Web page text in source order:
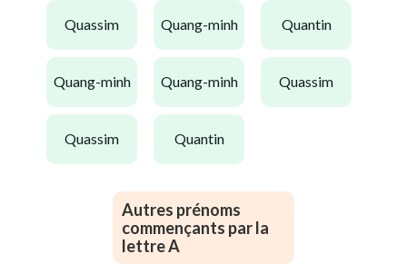
quassim quang-minh quantin
quang-minh quang-minh quassim
quassim quantin
Autres prénoms
commençants par la
lettre A